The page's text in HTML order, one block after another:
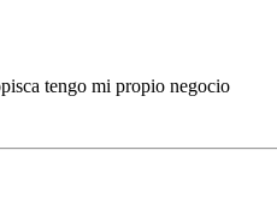
tengo mi propio negocio